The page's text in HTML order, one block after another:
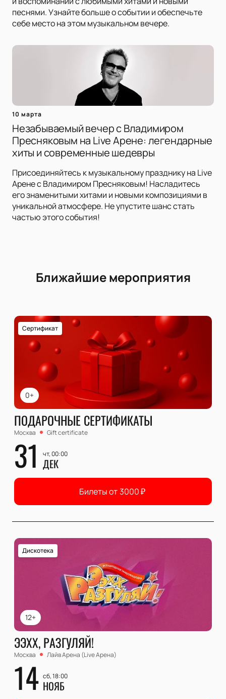
песнями. Узнайте больше о событии и обеспечьте
себе место на этом музыкальном вечере.
10 марта
Незабываемый вечер с Владимиром
Пресняковым на Live Арене: легендарные
хиты и современные шедевры
Присоединяйтесь к музыкальному празднику на Live
Арене с Владимиром Пресняковым! Насладитесь
его знаменитыми хитами и новыми композициями в
уникальной атмосфере. Не упустите шанс стать
частью этого события!
Ближайшие мероприятия
0+
Сертификат
ПОДАРОЧНЫЕ СЕРТИФИКАТЫ
Москва Gift certificate
31 чт, 00:00
ДЕК
Билеты от 3000₽
12+
Дискотека
ЭЭХХ, РАЗГУЛЯЙ!
Москва Лайв Арена (Live Арена)
14 сб, 18:00
НОЯБ